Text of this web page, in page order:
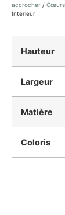
accrocher / Cœurs
Intérieur
Hauteur
Largeur
Matière
Coloris